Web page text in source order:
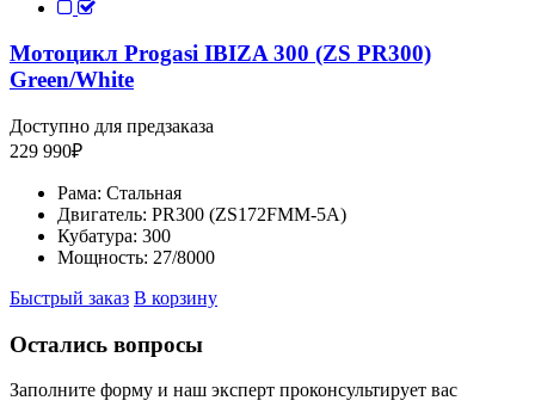
Мотоцикл Progasi IBIZA 300 (ZS PR300)
Green/White
Доступно для предзаказа
229 990₽
Рама: Стальная
Двигатель: PR300 (ZS172FMM-5A)
Кубатура: 300
Мощность: 27/8000
Быстрый заказ В корзину
Остались вопросы
Заполните форму и наш эксперт проконсультирует вас